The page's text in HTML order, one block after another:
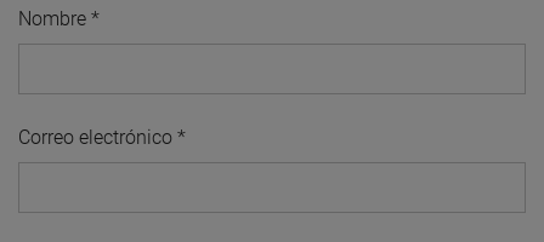
Nombre *
Correo electrónico *